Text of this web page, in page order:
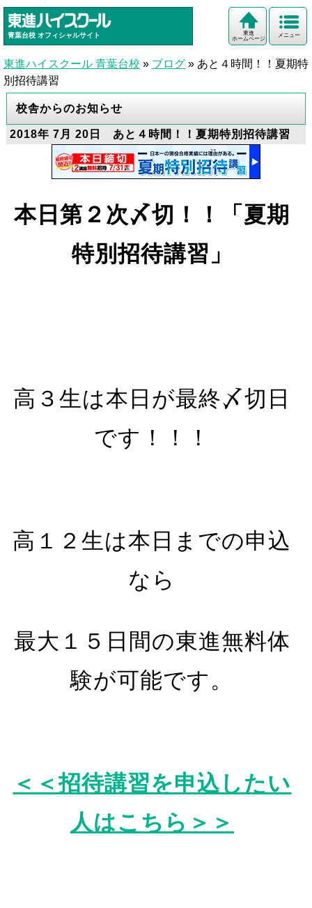
青葉台校 オフィシャルサイト メニュー
東進
ホームページ
東進ハイスクール 青葉台校 » ブログ » あと４時間！！夏期特
別招待講習
校舎からのお知らせ
2018年 7月 20日 あと４時間！！夏期特別招待講習
本日第２次〆切！！「夏期
特別招待講習」
高３生は本日が最終〆切日
です！！！
高１２生は本日までの申込
なら
最大１５日間の東進無料体
験が可能です。
＜＜招待講習を申込したい
人はこちら＞＞